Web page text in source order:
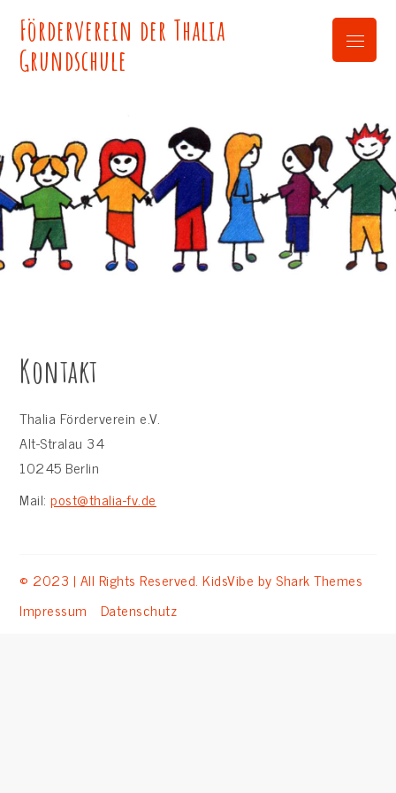
content
Förderverein der Thalia
Grundschule
Menu
Kontakt
Thalia Förderverein e.V.
Alt-Stralau 34
10245 Berlin
Mail:post@thalia-fv.de
© 2023 | All Rights Reserved. KidsVibe byShark Themes
Impressum
Datenschutz